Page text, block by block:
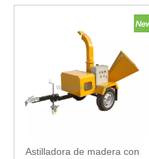
Astilladora de madera con